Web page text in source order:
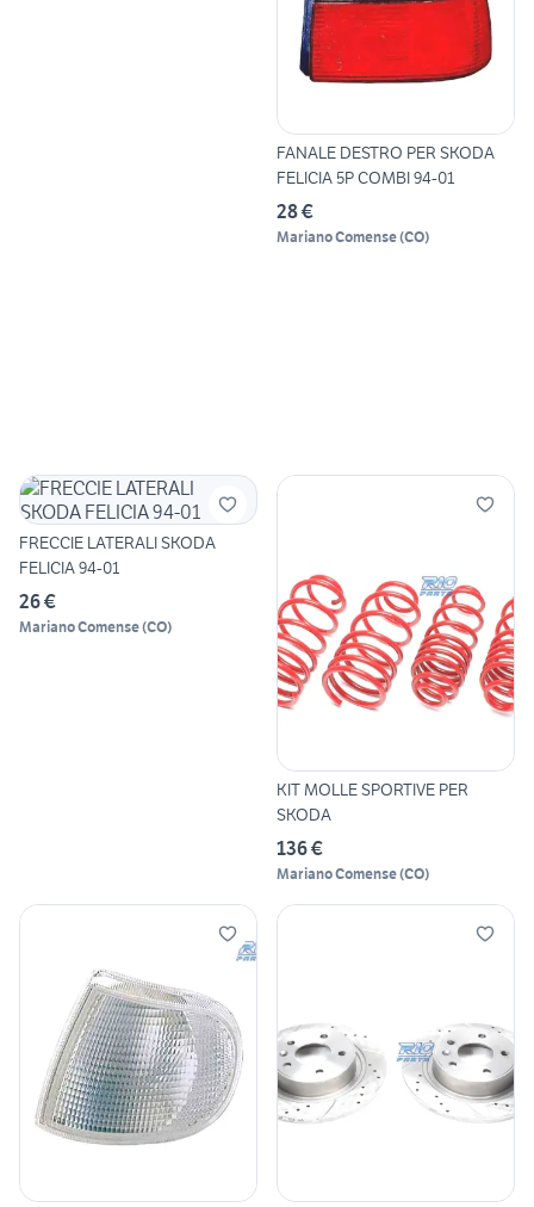
FANALE DESTRO PER SKODA
FELICIA 5P COMBI 94-01
28 €
Mariano Comense(CO)
FRECCIE LATERALI SKODA
FELICIA 94-01
26 €
Mariano Comense(CO)
KIT MOLLE SPORTIVE PER
SKODA
136 €
Mariano Comense(CO)